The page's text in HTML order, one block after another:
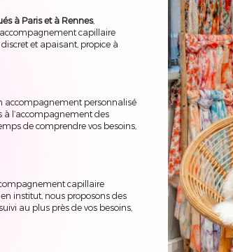
à Paris et à Rennes,
capillaire
et apaisant, propice à
accompagnement personnalisé
à l’accompagnement des
de comprendre vos besoins,
capillaire
institut, nous proposons des
au plus près de vos besoins,